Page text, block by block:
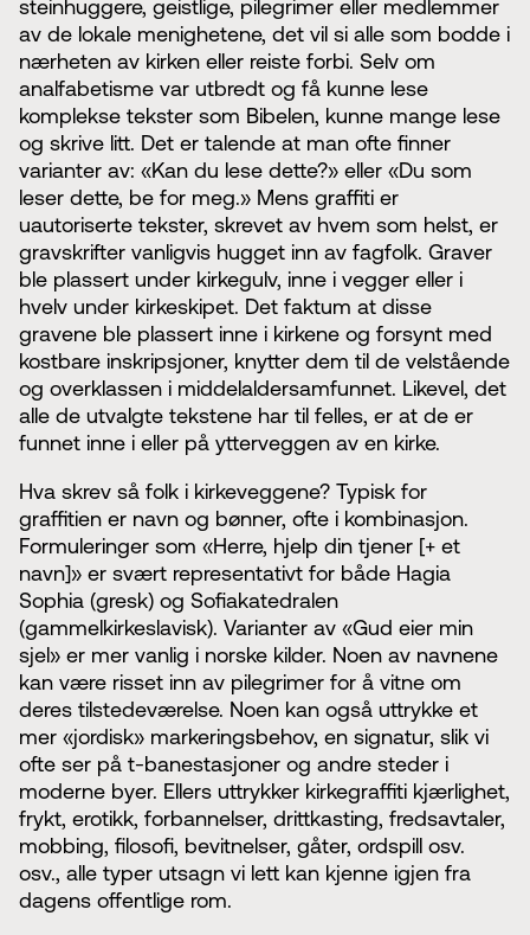
steinhuggere, geistlige, pilegrimer eller medlemmer
av de lokale menighetene, det vil si alle som bodde i
nærheten av kirken eller reiste forbi. Selv om
analfabetisme var utbredt og få kunne lese
komplekse tekster som Bibelen, kunne mange lese
og skrive litt. Det er talende at man ofte finner
varianter av: «Kan du lese dette?» eller «Du som
leser dette, be for meg.» Mens graffiti er
uautoriserte tekster, skrevet av hvem som helst, er
gravskrifter vanligvis hugget inn av fagfolk. Graver
ble plassert under kirkegulv, inne i vegger eller i
hvelv under kirkeskipet. Det faktum at disse
gravene ble plassert inne i kirkene og forsynt med
kostbare inskripsjoner, knytter dem til de velstående
og overklassen i middelaldersamfunnet. Likevel, det
alle de utvalgte tekstene har til felles, er at de er
funnet inne i eller på ytterveggen av en kirke.
Hva skrev så folk i kirkeveggene? Typisk for
graffitien er navn og bønner, ofte i kombinasjon.
Formuleringer som «Herre, hjelp din tjener [+ et
navn]» er svært representativt for både Hagia
Sophia (gresk) og Sofiakatedralen
(gammelkirkeslavisk). Varianter av «Gud eier min
sjel» er mer vanlig i norske kilder. Noen av navnene
kan være risset inn av pilegrimer for å vitne om
deres tilstedeværelse. Noen kan også uttrykke et
mer «jordisk» markeringsbehov, en signatur, slik vi
ofte ser på t-banestasjoner og andre steder i
moderne byer. Ellers uttrykker kirkegraffiti kjærlighet,
frykt, erotikk, forbannelser, drittkasting, fredsavtaler,
mobbing, filosofi, bevitnelser, gåter, ordspill osv.
osv., alle typer utsagn vi lett kan kjenne igjen fra
dagens offentlige rom.